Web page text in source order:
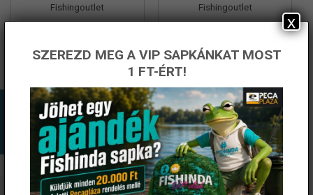
Fishingoutlet
Fishingoutlet
SZEREZD MEG A VIP SAPKÁNKAT MOST
1 FT-ÉRT!
x